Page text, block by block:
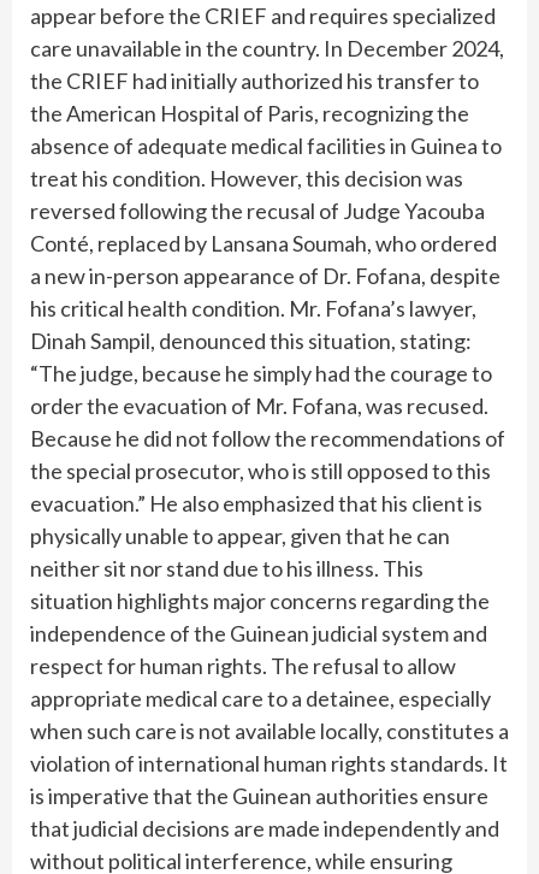
appear before the CRIEF and requires specialized
care unavailable in the country. In December 2024,
the CRIEF had initially authorized his transfer to
the American Hospital of Paris, recognizing the
absence of adequate medical facilities in Guinea to
treat his condition. However, this decision was
reversed following the recusal of Judge Yacouba
Conté, replaced by Lansana Soumah, who ordered
a new in-person appearance of Dr. Fofana, despite
his critical health condition. Mr. Fofana’s lawyer,
Dinah Sampil, denounced this situation, stating:
“The judge, because he simply had the courage to
order the evacuation of Mr. Fofana, was recused.
Because he did not follow the recommendations of
the special prosecutor, who is still opposed to this
evacuation.” He also emphasized that his client is
physically unable to appear, given that he can
neither sit nor stand due to his illness. This
situation highlights major concerns regarding the
independence of the Guinean judicial system and
respect for human rights. The refusal to allow
appropriate medical care to a detainee, especially
when such care is not available locally, constitutes a
violation of international human rights standards. It
is imperative that the Guinean authorities ensure
that judicial decisions are made independently and
without political interference, while ensuring